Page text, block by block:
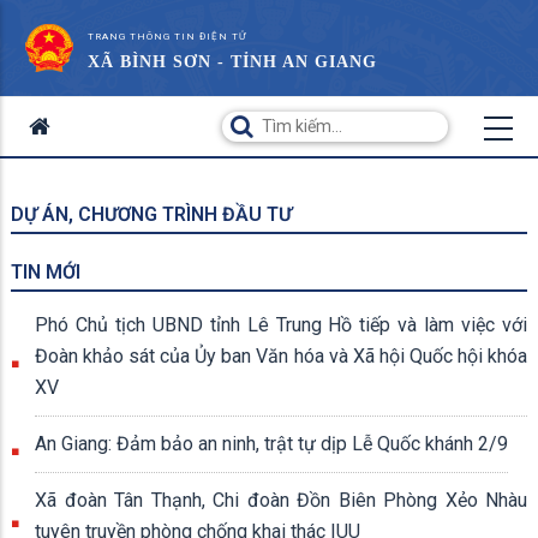
TRANG THÔNG TIN ĐIỆN TỬ
XÃ BÌNH SƠN - TỈNH AN GIANG
DỰ ÁN, CHƯƠNG TRÌNH ĐẦU TƯ
TIN MỚI
Phó Chủ tịch UBND tỉnh Lê Trung Hồ tiếp và làm việc với
Đoàn khảo sát của Ủy ban Văn hóa và Xã hội Quốc hội khóa
XV
An Giang: Đảm bảo an ninh, trật tự dịp Lễ Quốc khánh 2/9
Xã đoàn Tân Thạnh, Chi đoàn Đồn Biên Phòng Xẻo Nhàu
tuyên truyền phòng chống khai thác IUU